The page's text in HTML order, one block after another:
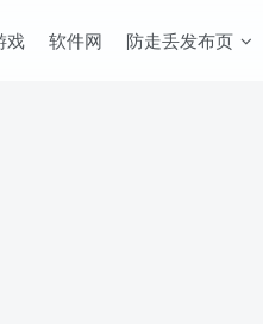
戏 软件网 防走丢发布页